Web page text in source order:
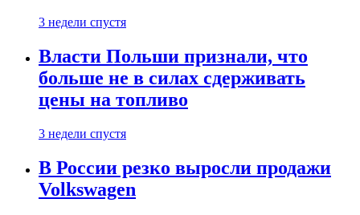
3 недели спустя
Власти Польши признали, что
больше не в силах сдерживать
цены на топливо
3 недели спустя
В России резко выросли продажи
Volkswagen